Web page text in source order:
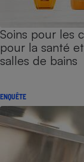
Soins pour les
pour la santé
salles de bains
ENQUÊTE